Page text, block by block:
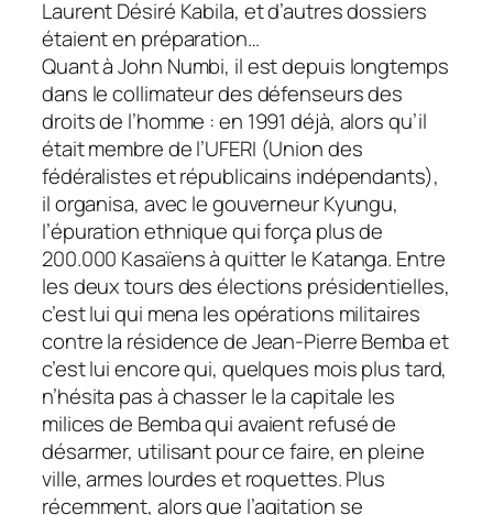
Laurent Désiré Kabila, et d’autres dossiers
étaient en préparation…
Quant à John Numbi, il est depuis longtemps
dans le collimateur des défenseurs des
droits de l’homme : en 1991 déjà, alors qu’il
était membre de l’UFERI (Union des
fédéralistes et républicains indépendants),
il organisa, avec le gouverneur Kyungu,
l’épuration ethnique qui força plus de
200.000 Kasaïens à quitter le Katanga. Entre
les deux tours des élections présidentielles,
c’est lui qui mena les opérations militaires
contre la résidence de Jean-Pierre Bemba et
c’est lui encore qui, quelques mois plus tard,
n’hésita pas à chasser le la capitale les
milices de Bemba qui avaient refusé de
désarmer, utilisant pour ce faire, en pleine
ville, armes lourdes et roquettes. Plus
récemment, alors que l’agitation se